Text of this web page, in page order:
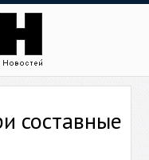
составные